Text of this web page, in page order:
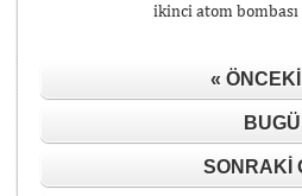
ikinci atom bombası
« ÖNCEKI
SONRAKI